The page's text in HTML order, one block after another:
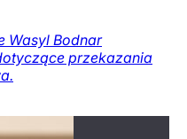
Wasyl Bodnar
przekazania